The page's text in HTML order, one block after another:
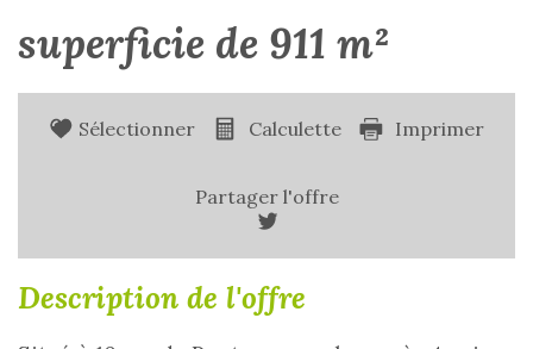
superficie de 911 m²
Sélectionner Calculette Imprimer
Partager l'offre
description de l'offre